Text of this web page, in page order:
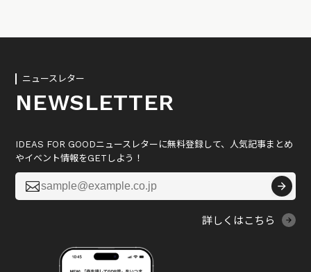
ニュースレター
NEWSLETTER
IDEAS FOR GOODニュースレターに無料登録して、人気記事まとめ
やイベント情報をGETしよう！

詳しくはこちら